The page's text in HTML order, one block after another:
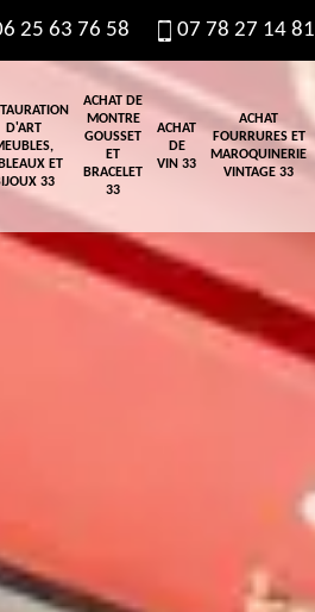
25 63 76 58 07 78 27 14 81
D'ART
ET
33
ACHAT DE
MONTRE
GOUSSET
ET
BRACELET
33
ACHAT
DE
VIN 33
ACHAT
FOURRURES ET
MAROQUINERIE
VINTAGE 33